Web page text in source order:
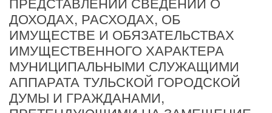
ДОХОДАХ, РАСХОДАХ, ОБ
ИМУЩЕСТВЕ И ОБЯЗАТЕЛЬСТВАХ
ИМУЩЕСТВЕННОГО ХАРАКТЕРА
МУНИЦИПАЛЬНЫМИ СЛУЖАЩИМИ
АППАРАТА ТУЛЬСКОЙ ГОРОДСКОЙ
ДУМЫ И ГРАЖДАНАМИ,